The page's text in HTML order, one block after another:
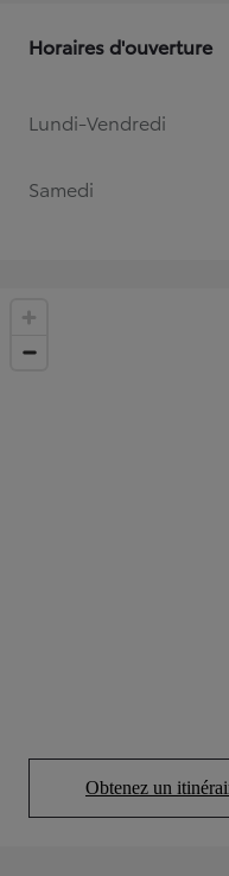
Obtenez un
Horaires d'ouverture
Lundi-Vendredi
Samedi